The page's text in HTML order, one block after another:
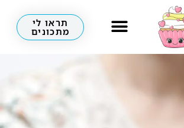
תראו לי
מתכונים